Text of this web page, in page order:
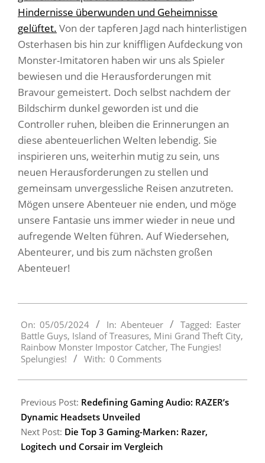
Hindernisse überwunden und Geheimnisse
gelüftet. Von der tapferen Jagd nach hinterlistigen
Osterhasen bis hin zur kniffligen Aufdeckung von
Monster-Imitatoren haben wir uns als Spieler
bewiesen und die Herausforderungen mit
Bravour gemeistert. Doch selbst nachdem der
Bildschirm dunkel geworden ist und die
Controller ruhen, bleiben die Erinnerungen an
diese abenteuerlichen Welten lebendig. Sie
inspirieren uns, weiterhin mutig zu sein, uns
neuen Herausforderungen zu stellen und
gemeinsam unvergessliche Reisen anzutreten.
Mögen unsere Abenteuer nie enden, und möge
unsere Fantasie uns immer wieder in neue und
aufregende Welten führen. Auf Wiedersehen,
Abenteurer, und bis zum nächsten großen
Abenteuer!
05-
05
On: 05/05/2024 In: Abenteuer Tagged: Easter
Battle Guys, Island of Treasures, Mini Grand Theft City,
Rainbow Monster Impostor Catcher, The Fungies!
Spelungies!
With: 0 Comments
Previous Post: Redefining Gaming Audio: RAZER’s
Dynamic Headsets Unveiled
Next Post: Die Top 3 Gaming-Marken: Razer,
Logitech und Corsair im Vergleich